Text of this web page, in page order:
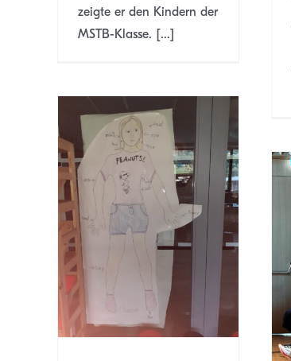
zeigte er den Kindern der
MSTB-Klasse. [...]
Mozart vom Feinsten!
MSTB